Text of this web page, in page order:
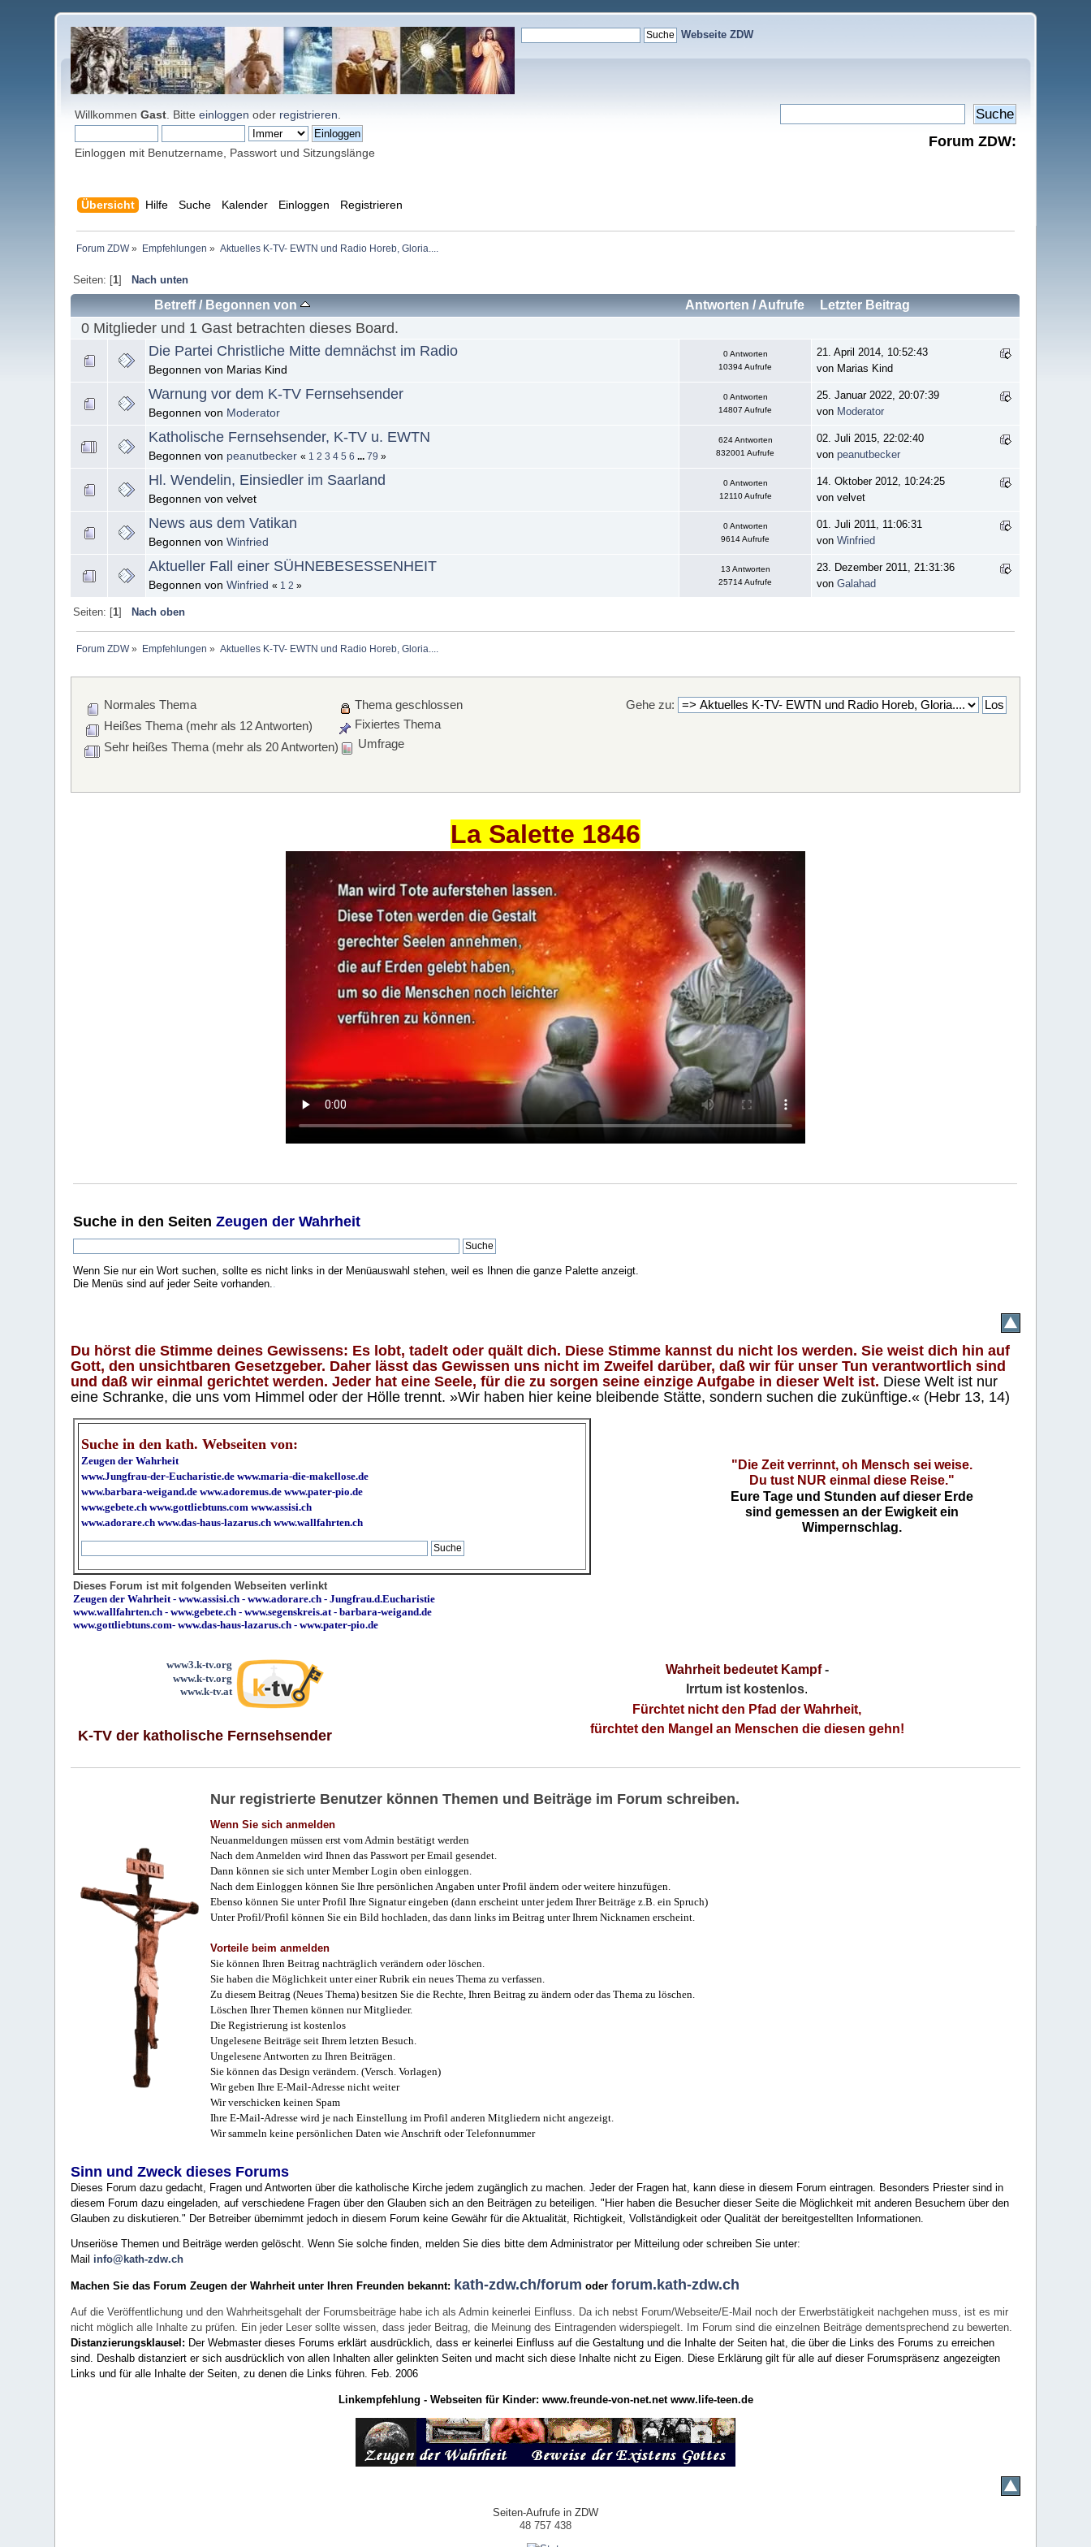
Webseite ZDW
WillkommenGast . Bitteeinloggen oder registrieren
Einloggen mit Benutzername, Passwort und Sitzungslänge
Forum ZDW:
Übersicht Hilfe Suche Kalender Einloggen Registrieren
Forum ZDW» Empfehlungen » Aktuelles K-TV- EWTN und Radio Horeb, Gloria....
Seiten: [1] Nach unten
Betreff/ Begonnen von Antworten /Aufrufe Letzter Beitrag
0 Mitglieder und 1 Gast betrachten dieses Board.
Die Partei Christliche Mitte demnächst im Radio
Begonnen von Marias Kind
0 Antworten
10394 Aufrufe
21. April 2014, 10:52:43
von Marias Kind
Warnung vor dem K-TV Fernsehsender
Begonnen von Moderator
0 Antworten
14807 Aufrufe
25. Januar 2022, 20:07:39
von Moderator
Katholische Fernsehsender, K-TV u. EWTN
Begonnen von peanutbecker « 1 2 3 4 5 6 ...79 »
624 Antworten
832001 Aufrufe
02. Juli 2015, 22:02:40
vonpeanutbecker
Hl. Wendelin, Einsiedler im Saarland
Begonnen von velvet
0 Antworten
12110 Aufrufe
14. Oktober 2012, 10:24:25
von velvet
News aus dem Vatikan
Begonnen vonWinfried
0 Antworten
9614 Aufrufe
01. Juli 2011, 11:06:31
vonWinfried
Aktueller Fall einer SÜHNEBESESSENHEIT
Begonnen vonWinfried « 1 2 »
13 Antworten
25714 Aufrufe
23. Dezember 2011, 21:31:36
vonGalahad
Seiten: [1] Nach oben
Forum ZDW» Empfehlungen » Aktuelles K-TV- EWTN und Radio Horeb, Gloria....
Gehe zu:
Normales Thema
Heißes Thema (mehr als 12 Antworten)
Sehr heißes Thema (mehr als 20 Antworten)
Thema geschlossen
Fixiertes Thema
Umfrage
La Salette 1846
Suche in den SeitenZeugen der Wahrheit
Wenn Sie nur ein Wort suchen, sollte es nicht links in der Menüauswahl stehen, weil es Ihnen die ganze Palette anzeigt.
Die Menüs sind auf jeder Seite vorhanden.
Du hörst die Stimme deines Gewissens: Es lobt, tadelt oder quält dich. Diese Stimme kannst du nicht los werden. Sie weist dich hin auf
Gott, den unsichtbaren Gesetzgeber. Daher lässt das Gewissen uns nicht im Zweifel darüber, daß wir für unser Tun verantwortlich sind
und daß wir einmal gerichtet werden. Jeder hat eine Seele, für die zu sorgen seine einzige Aufgabe in dieser Welt ist. Diese Welt ist nur
eine Schranke, die uns vom Himmel oder der Hölle trennt. »Wir haben hier keine bleibende Stätte, sondern suchen die zukünftige.« (Hebr 13, 14)
Suche in den kath. Webseiten von:
Zeugen der Wahrheit
www.Jungfrau-der-Eucharistie.de www.maria-die-makellose.de
www.barbara-weigand.de www.adoremus.de www.pater-pio.de
www.gebete.ch www.gottliebtuns.com www.assisi.ch
www.adorare.ch www.das-haus-lazarus.ch www.wallfahrten.ch
"Die Zeit verrinnt, oh Mensch sei weise.
Du tust NUR einmal diese Reise."
Eure Tage und Stunden auf dieser Erde
sind gemessen an der Ewigkeit ein
Wimpernschlag.
Dieses Forum ist mit folgenden Webseiten verlinkt
Zeugen der Wahrheit -www.assisi.ch -www.adorare.ch -Jungfrau.d.Eucharistie
www.wallfahrten.ch -www.gebete.ch -www.segenskreis.at -barbara-weigand.de
www.gottliebtuns.com-www.das-haus-lazarus.ch - www.pater-pio.de
www3.k-tv.org
www.k-tv.org
www.k-tv.at
K-TV der katholische Fernsehsender
Wahrheit bedeutet Kampf-
Irrtum ist kostenlos.
Fürchtet nicht den Pfad der Wahrheit,
fürchtet den Mangel an Menschen die diesen gehn!
Nur registrierte Benutzer können Themen und Beiträge im Forum schreiben.
Wenn Sie sich anmelden
Neuanmeldungen müssen erst vom Admin bestätigt werden
Nach dem Anmelden wird Ihnen das Passwort per Email gesendet.
Dann können sie sich unter Member Login oben einloggen.
Nach dem Einloggen können Sie Ihre persönlichen Angaben unter Profil ändern oder weitere hinzufügen.
Ebenso können Sie unter Profil Ihre Signatur eingeben (dann erscheint unter jedem Ihrer Beiträge z.B. ein Spruch)
Unter Profil/Profil können Sie ein Bild hochladen, das dann links im Beitrag unter Ihrem Nicknamen erscheint.
Vorteile beim anmelden
Sie können Ihren Beitrag nachträglich verändern oder löschen.
Sie haben die Möglichkeit unter einer Rubrik ein neues Thema zu verfassen.
Zu diesem Beitrag (Neues Thema) besitzen Sie die Rechte, Ihren Beitrag zu ändern oder das Thema zu löschen.
Löschen Ihrer Themen können nur Mitglieder.
Die Registrierung ist kostenlos
Ungelesene Beiträge seit Ihrem letzten Besuch.
Ungelesene Antworten zu Ihren Beiträgen.
Sie können das Design verändern. (Versch. Vorlagen)
Wir geben Ihre E-Mail-Adresse nicht weiter
Wir verschicken keinen Spam
Ihre E-Mail-Adresse wird je nach Einstellung im Profil anderen Mitgliedern nicht angezeigt.
Wir sammeln keine persönlichen Daten wie Anschrift oder Telefonnummer
Sinn und Zweck dieses Forums
Dieses Forum dazu gedacht, Fragen und Antworten über die katholische Kirche jedem zugänglich zu machen. Jeder der Fragen hat, kann diese in diesem Forum eintragen. Besonders Priester sind in
diesem Forum dazu eingeladen, auf verschiedene Fragen über den Glauben sich an den Beiträgen zu beteiligen. "Hier haben die Besucher dieser Seite die Möglichkeit mit anderen Besuchern über den
Glauben zu diskutieren." Der Betreiber übernimmt jedoch in diesem Forum keine Gewähr für die Aktualität, Richtigkeit, Vollständigkeit oder Qualität der bereitgestellten Informationen.
Unseriöse Themen und Beiträge werden gelöscht. Wenn Sie solche finden, melden Sie dies bitte dem Administrator per Mitteilung oder schreiben Sie unter:
Mail info@kath-zdw.ch
Machen Sie das Forum Zeugen der Wahrheit unter Ihren Freunden bekannt: kath-zdw.ch/forum oderforum.kath-zdw.ch
Auf die Veröffentlichung und den Wahrheitsgehalt der Forumsbeiträge habe ich als Admin keinerlei Einfluss. Da ich nebst Forum/Webseite/E-Mail noch der Erwerbstätigkeit nachgehen muss, ist es mir
nicht möglich alle Inhalte zu prüfen. Ein jeder Leser sollte wissen, dass jeder Beitrag, die Meinung des Eintragenden widerspiegelt. Im Forum sind die einzelnen Beiträge dementsprechend zu bewerten.
Distanzierungsklausel: Der Webmaster dieses Forums erklärt ausdrücklich, dass er keinerlei Einfluss auf die Gestaltung und die Inhalte der Seiten hat, die über die Links des Forums zu erreichen
sind. Deshalb distanziert er sich ausdrücklich von allen Inhalten aller gelinkten Seiten und macht sich diese Inhalte nicht zu Eigen. Diese Erklärung gilt für alle auf dieser Forumspräsenz angezeigten
Links und für alle Inhalte der Seiten, zu denen die Links führen. Feb. 2006
Linkempfehlung - Webseiten für Kinder: www.freunde-von-net.net www.life-teen.de
Seiten-Aufrufe in ZDW
48 757 438